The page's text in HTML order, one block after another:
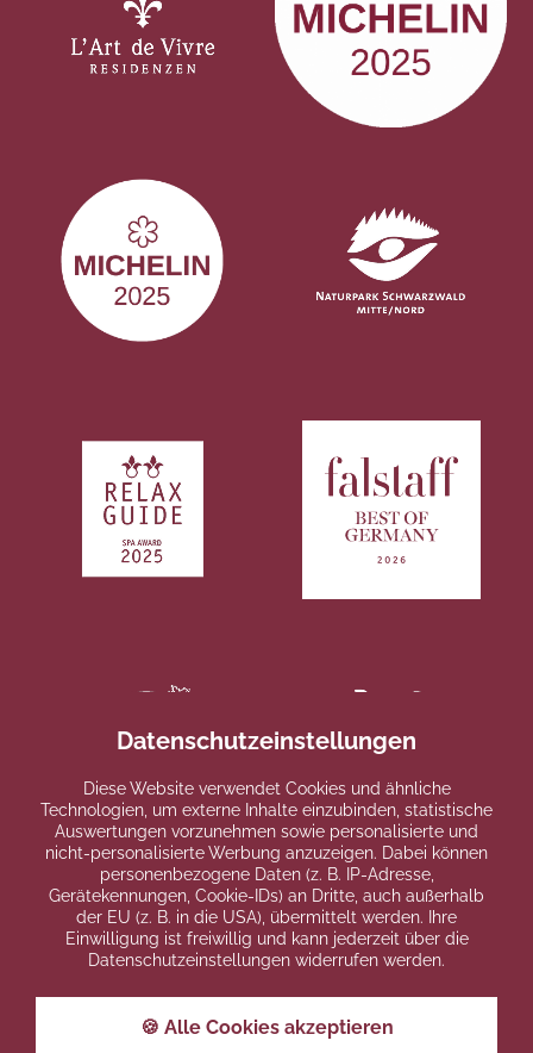
Datenschutzeinstellungen
Diese Website verwendet Cookies und ähnliche
Technologien, um externe Inhalte einzubinden, statistische
Auswertungen vorzunehmen sowie personalisierte und
nicht-personalisierte Werbung anzuzeigen. Dabei können
personenbezogene Daten (z. B. IP-Adresse,
Gerätekennungen, Cookie-IDs) an Dritte, auch außerhalb
der EU (z. B. in die USA), übermittelt werden. Ihre
Einwilligung ist freiwillig und kann jederzeit über die
Datenschutzeinstellungen widerrufen werden.
🍪 Alle Cookies akzeptieren